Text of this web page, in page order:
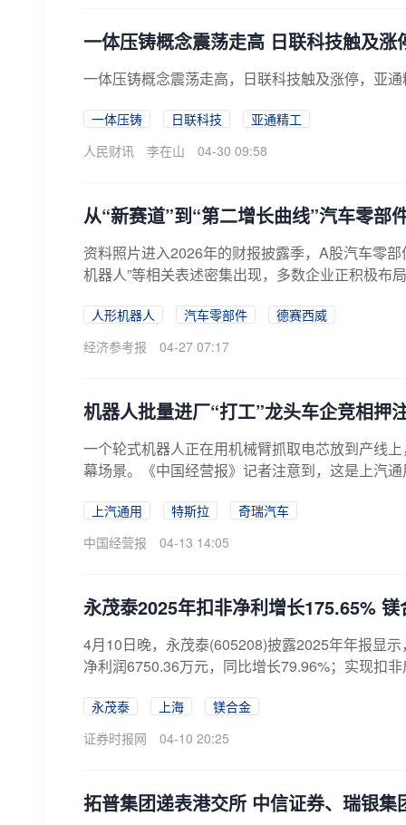
一体压铸概念震荡走高 日联科技触及涨
一体压铸概念震荡走高，日联科技触及涨停，亚
一体压铸 日联科技
亚通精工
人民财讯
李在山 04-30 09:58
从“新赛道”到“第二增长曲线”汽车零部
资料照片进入2026年的财报披露季，A股汽车零
机器人”等相关表述密集出现，多数企业正积极布
人形机器人 汽车零部件
德赛西威
经济参考报
04-27 07:17
机器人批量进厂“打工”龙头车企竞相押
一个轮式机器人正在用机械臂抓取电芯放到产线
幕场景。《中国经营报》记者注意到，这是上汽
上汽通用 特斯拉
奇瑞汽车
中国经营报
04-13 14:05
永茂泰2025年扣非净利增长175.65%
4月10日晚，永茂泰(605208)披露2025年年报显
净利润6750.36万元，同比增长79.96%；实现扣
永茂泰 上海
镁合金
证券时报网
04-10 20:25
拓普集团递表港交所 中信证券、瑞银集